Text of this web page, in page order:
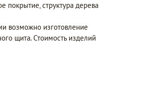
покрытие, структура дерева
возможно изготовление
щита. Стоимость изделий